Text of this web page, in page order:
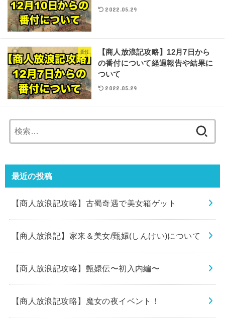
2022.05.29
番付
【商人放浪記攻略】12月7日から
の番付について経過報告や結果に
ついて
2022.05.29
索:
最近の投稿
【商人放浪記攻略】古蜀奇遇で美女箱ゲット
【商人放浪記】家来＆美女/甄嬛(しんけい)について
【商人放浪記攻略】甄嬛伝〜初入内編〜
【商人放浪記攻略】魔女の夜イベント！